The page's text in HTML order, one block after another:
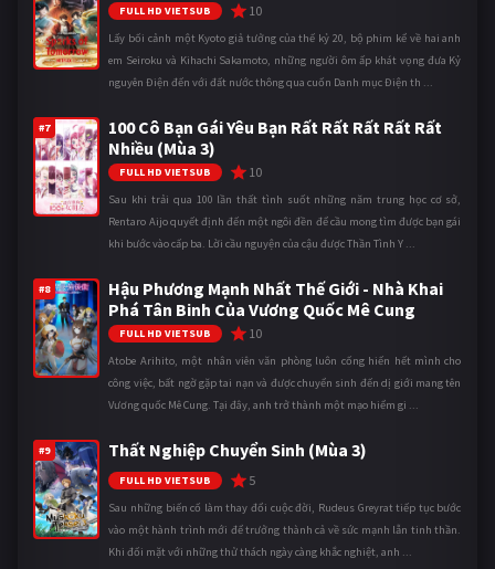
FULL HD VIETSUB 10
Lấy bối cảnh một Kyoto giả tưởng của thế kỷ 20, bộ phim kể về hai anh
em Seiroku và Kihachi Sakamoto, những người ôm ấp khát vọng đưa Kỷ
nguyên Điện đến với đất nước thông qua cuốn Danh mục Điện th ...
#7
100 Cô Bạn Gái Yêu Bạn Rất Rất Rất Rất Rất
Nhiều (Mùa 3)
FULL HD VIETSUB 10
Sau khi trải qua 100 lần thất tình suốt những năm trung học cơ sở,
Rentaro Aijo quyết định đến một ngôi đền để cầu mong tìm được bạn gái
khi bước vào cấp ba. Lời cầu nguyện của cậu được Thần Tình Y ...
#8
Hậu Phương Mạnh Nhất Thế Giới - Nhà Khai
Phá Tân Binh Của Vương Quốc Mê Cung
FULL HD VIETSUB 10
Atobe Arihito, một nhân viên văn phòng luôn cống hiến hết mình cho
công việc, bất ngờ gặp tai nạn và được chuyển sinh đến dị giới mang tên
Vương quốc Mê Cung. Tại đây, anh trở thành một mạo hiểm gi ...
#9 Thất Nghiệp Chuyển Sinh (Mùa 3)
FULL HD VIETSUB 5
Sau những biến cố làm thay đổi cuộc đời, Rudeus Greyrat tiếp tục bước
vào một hành trình mới để trưởng thành cả về sức mạnh lẫn tinh thần.
Khi đối mặt với những thử thách ngày càng khắc nghiệt, anh ...